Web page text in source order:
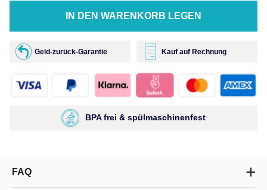
IN DEN WARENKORB LEGEN
Geld-zurück-Garantie Kauf auf Rechnung
BPA frei & spülmaschinenfest
FAQ